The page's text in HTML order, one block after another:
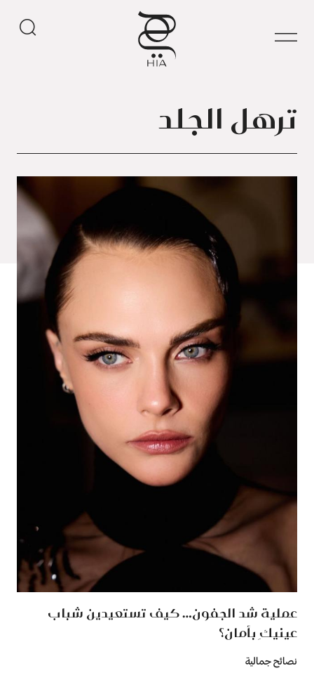
ترهل الجلد
عملية شد الجفون… كيف تستعيدين شباب
عينيكِ بأمان؟
نصائح جمالية